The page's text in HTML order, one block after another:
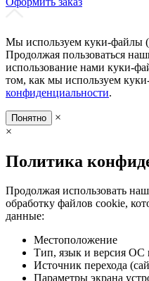
Мы используем куки-файлы
Продолжая пользоваться
использование нами куки-
том, как мы используем
конфиденциальности.
Понятно
×
×
Политика
Продолжая использовать
обработку файлов cookie,
данные:
Местоположение
Тип, язык и версия ОС
Источник перехода
Параметры экрана